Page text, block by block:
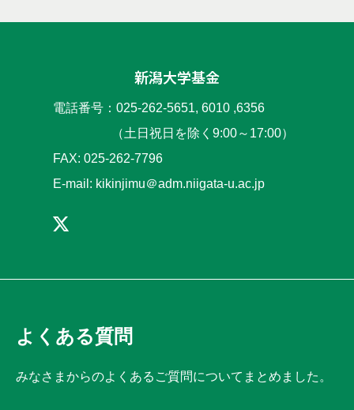
新潟大学基金
電話番号：025-262-5651, 6010 ,6356
（土日祝日を除く9:00～17:00）
FAX: 025-262-7796
E-mail: kikinjimu＠adm.niigata-u.ac.jp
よくある質問
みなさまからのよくあるご質問についてまとめました。